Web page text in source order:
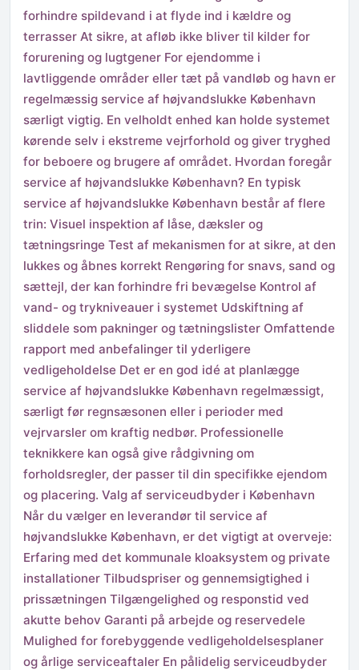
forhindre spildevand i at flyde ind i kældre og
terrasser At sikre, at afløb ikke bliver til kilder for
forurening og lugtgener For ejendomme i
lavtliggende områder eller tæt på vandløb og havn er
regelmæssig service af højvandslukke København
særligt vigtig. En velholdt enhed kan holde systemet
kørende selv i ekstreme vejrforhold og giver tryghed
for beboere og brugere af området. Hvordan foregår
service af højvandslukke København? En typisk
service af højvandslukke København består af flere
trin: Visuel inspektion af låse, dæksler og
tætningsringe Test af mekanismen for at sikre, at den
lukkes og åbnes korrekt Rengøring for snavs, sand og
sættejl, der kan forhindre fri bevægelse Kontrol af
vand- og trykniveauer i systemet Udskiftning af
sliddele som pakninger og tætningslister Omfattende
rapport med anbefalinger til yderligere
vedligeholdelse Det er en god idé at planlægge
service af højvandslukke København regelmæssigt,
særligt før regnsæsonen eller i perioder med
vejrvarsler om kraftig nedbør. Professionelle
teknikkere kan også give rådgivning om
forholdsregler, der passer til din specifikke ejendom
og placering. Valg af serviceudbyder i København
Når du vælger en leverandør til service af
højvandslukke København, er det vigtigt at overveje:
Erfaring med det kommunale kloaksystem og private
installationer Tilbudspriser og gennemsigtighed i
prissætningen Tilgængelighed og responstid ved
akutte behov Garanti på arbejde og reservedele
Mulighed for forebyggende vedligeholdelsesplaner
og årlige serviceaftaler En pålidelig serviceudbyder